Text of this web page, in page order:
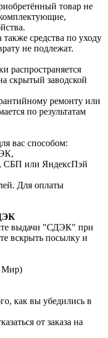
товар не
средства по уходу
не подлежат.
распространяется
скрытый заводской
ремонту или
по результатам
вас способом:
СБП или ЯндексПэй
Для оплаты
выдачи "СДЭК" при
вскрыть посылку и
Мир)
как вы убедились в
от заказа на